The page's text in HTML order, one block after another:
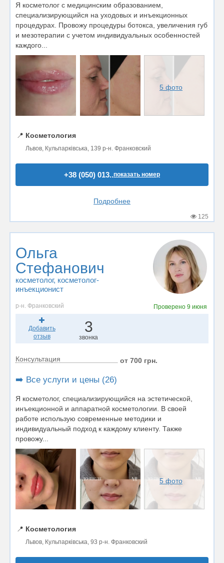
Я косметолог с медицинским образованием,
специализирующийся на уходовых и инъекционных
процедурах. Провожу процедуры ботокса, увеличения губ
и мезотерапии с учетом индивидуальных особенностей
каждого...
5 фото
📍 Косметология
Львов, Кульпарківська, 139 р-н. Франковский
+38 (050) 013..показать номер
Подробнее
125
Ольга
Стефанович
косметолог, косметолог-
инъекционист
р-н. Франковский Проверено 9 июня
Добавить
отзыв
3
звонка
Консультация от 700 грн.
➡️ Все услуги и цены (26)
Я косметолог, специализирующийся на эстетической,
инъекционной и аппаратной косметологии. В своей
работе использую современные методики и
индивидуальный подход к каждому клиенту. Также
провожу...
5 фото
📍 Косметология
Львов, Кульпарківська, 93 р-н. Франковский